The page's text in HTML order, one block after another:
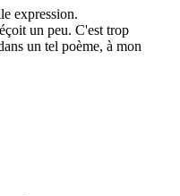
expression.
un peu. C'est trop
un tel poème, à mon